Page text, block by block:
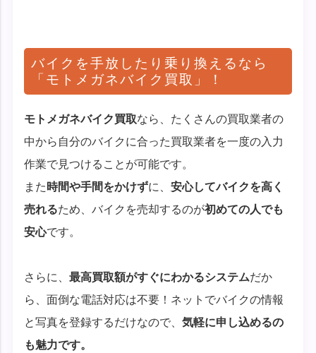
バイクを手放したり乗り換えるなら
「モトメガネバイク買取」！
モトメガネバイク買取なら、たくさんの買取業者の
中から自分のバイクに合った買取業者を一度の入力
作業で見つけることが可能です。
また 時間や手間をかけずに、安心してバイクを高く
売れるため、バイクを売却するのが初めての人でも
安心です。
さらに、最高買取額がすぐにわかるシステムだか
ら、面倒な電話対応は不要！ネットでバイクの情報
と写真を登録するだけなので、気軽に申し込めるの
も魅力です。